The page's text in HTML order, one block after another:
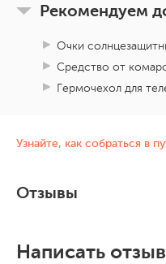
Рекомендуем
Очки
Средство от
Гермочехол для
Узнайте, как собраться в
Отзывы
Написать отзыв